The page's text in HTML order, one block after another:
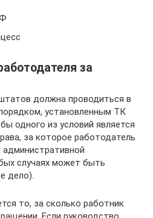
за
должна проводиться в
установленным ТК
одного из условий является
за которое работодатель
случаях может быть
дело).
то, за сколько работник